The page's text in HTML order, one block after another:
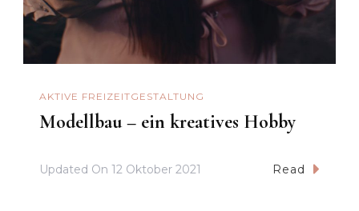
AKTIVE FREIZEITGESTALTUNG
Modellbau – ein kreatives Hobby
Updated On 12 Oktober 2021 Read